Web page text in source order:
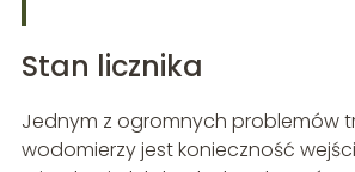
Stan licznika
Jednym z ogromnych problemów
wodomierzy jest konieczność